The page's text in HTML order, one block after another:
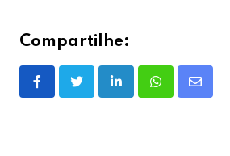
Compartilhe:
LinkedInWhatsappShare